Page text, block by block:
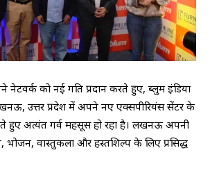
को नई गति प्रदान करते हुए, ब्लुम इंडिया
उत्तर प्रदेश में अपने नए एक्सपीरियंस सेंटर के
हुए अत्यंत गर्व महसूस हो रहा है। लखनऊ अपनी
भोजन, वास्तुकला और हस्तशिल्प के लिए प्रसिद्ध